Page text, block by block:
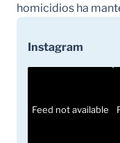
homicidios ha
Instagram
Feed not available